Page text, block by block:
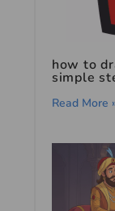
how to
simple
Read More